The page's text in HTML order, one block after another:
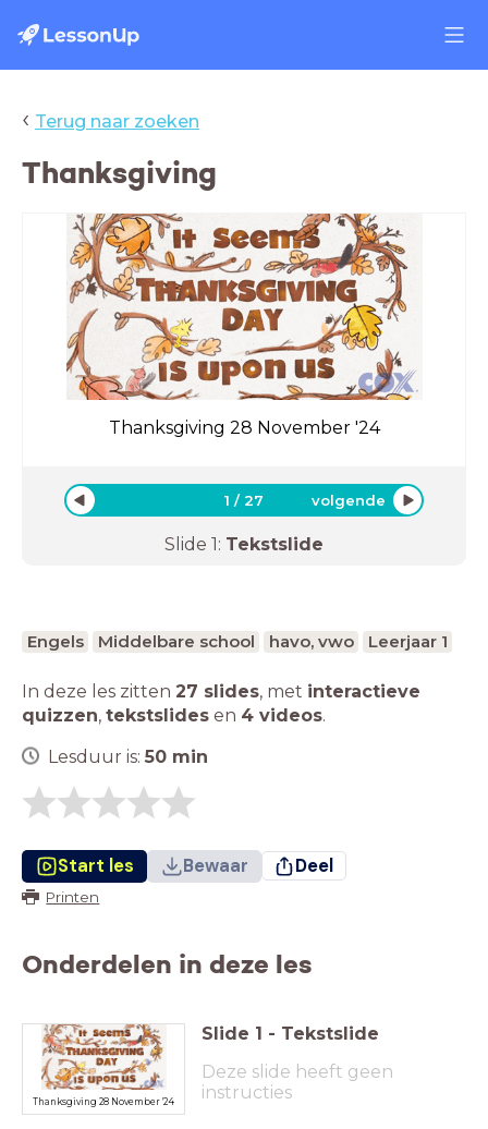
‹ Terug naar zoeken
Thanksgiving
Thanksgiving 28 November '24
1 /27 volgende
Slide 1: Tekstslide
Engels Middelbare school havo, vwo Leerjaar 1
In deze les zitten 27 slides, met interactieve
quizzen, tekstslides en 4 videos.
Lesduur is: 50 min
Start les Bewaar Deel
Printen
Onderdelen in deze les
Thanksgiving 28 November '24
Slide 1 - Tekstslide
Deze slide heeft geen
instructies